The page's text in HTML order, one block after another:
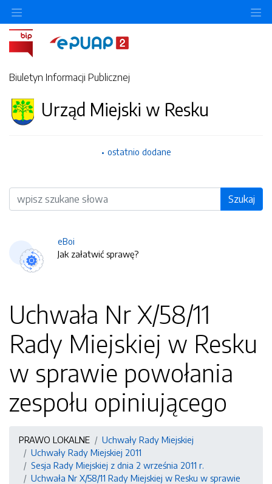
Biuletyn Informacji Publicznej
Urząd Miejski w Resku
ostatnio dodane
Wyszukiwarka Szukaj
eBoi
Jak załatwić sprawę?
Uchwała Nr X/58/11
Rady Miejskiej w Resku
w sprawie powołania
zespołu opiniującego
PRAWO LOKALNE
Uchwały Rady Miejskiej
Uchwały Rady Miejskiej 2011
Sesja Rady Miejskiej z dnia 2 września 2011 r.
Uchwała Nr X/58/11 Rady Miejskiej w Resku w sprawie